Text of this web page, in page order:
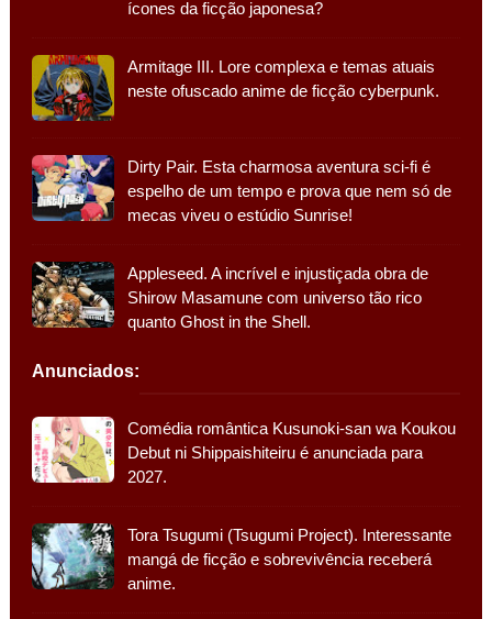
ícones da ficção japonesa?
Armitage III. Lore complexa e temas atuais
neste ofuscado anime de ficção cyberpunk.
Dirty Pair. Esta charmosa aventura sci-fi é
espelho de um tempo e prova que nem só de
mecas viveu o estúdio Sunrise!
Appleseed. A incrível e injustiçada obra de
Shirow Masamune com universo tão rico
quanto Ghost in the Shell.
Anunciados:
Comédia romântica Kusunoki-san wa Koukou
Debut ni Shippaishiteiru é anunciada para
2027.
Tora Tsugumi (Tsugumi Project). Interessante
mangá de ficção e sobrevivência receberá
anime.